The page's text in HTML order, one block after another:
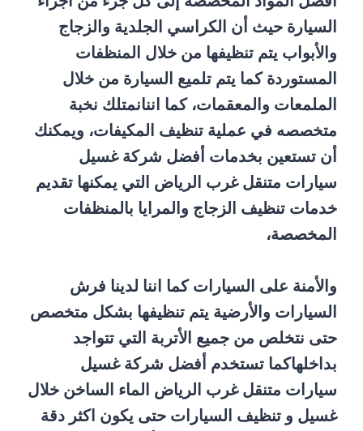
السيارة حيث أن الكراسي الجلدية والزجاج
والأبواب يتم تنظيفها من خلال المنظفات
المستوردة كما يتم تلميع السيارة من خلال
الملمعات والمعقمات، كما اننانمتلك نخبة
متخصصه في عملية تنظيف المكيفات، ويمكنك
أن تستعين بخدمات أفضل شركة غسيل
سيارات متنقل غرب الرياض التي يمكنها تقديم
خدمات تنظيف الزجاج والمرايا بالمنظفات
المخصصة،
والأمنة على السيارات كما اننا لدينا فرش
السيارات والأرضية يتم تنظيفها بشكل متخصص
حتى نتخلص من جميع الأتربة التي تتواجد
بداخلهاكما تستخدم أفضل شركة غسيل
سيارات متنقل غرب الرياض الماء الساخن خلال
غسيل و تنظيف السيارات حتى يكون اكثر دقة